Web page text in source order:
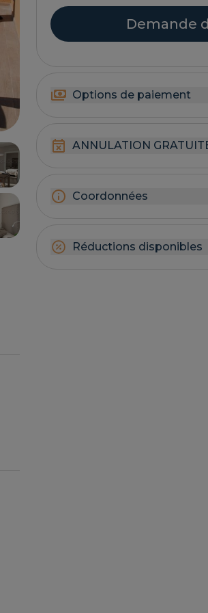
Demande
Options de paiement
ANNULATION
Coordonnées
Réductions disponibles